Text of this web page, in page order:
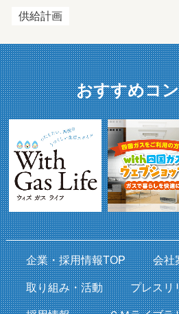
供給計画
おすすめコ
企業・採用情報TOP 会社
取り組み・活動 プレスリ